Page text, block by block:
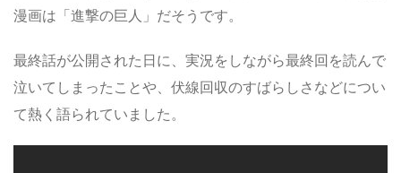
漫画は「進撃の巨人」だそうです。
最終話が公開された日に、実況をしながら最終回を読んで
泣いてしまったことや、伏線回収のすばらしさなどについ
て熱く語られていました。